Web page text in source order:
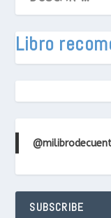
Libro
SUBSCRIBE